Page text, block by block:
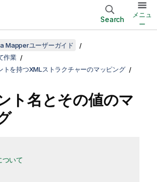
Search
メニュ
ー
Mapperユーザーガイド
作業
トを持つXMLストラクチャーのマッピング
ト名とその値のマ
ついて